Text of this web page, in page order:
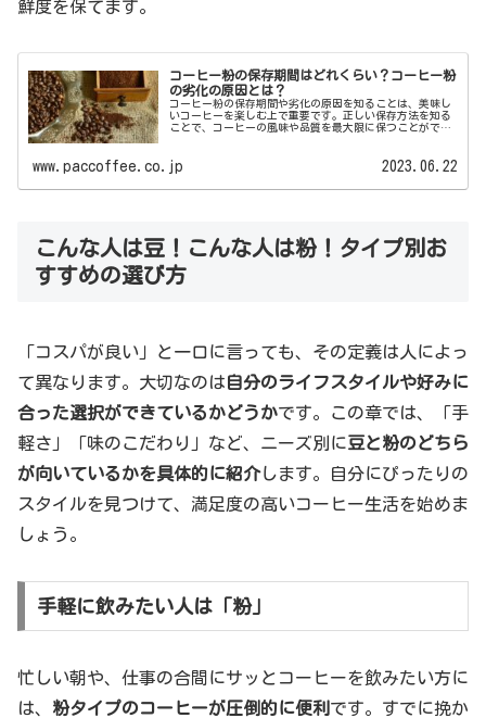
鮮度を保てます。
コーヒー粉の保存期間はどれくらい？コーヒー粉
の劣化の原因とは？
コーヒー粉の保存期間や劣化の原因を知ることは、美味し
いコーヒーを楽しむ上で重要です。正しい保存方法を知る
ことで、コーヒーの風味や品質を最大限に保つことができ
www.paccoffee.co.jp 2023.06.22
こんな人は豆！こんな人は粉！タイプ別お
すすめの選び方
「コスパが良い」と一口に言っても、その定義は人によっ
て異なります。大切なのは自分のライフスタイルや好みに
合った選択ができているかどうかです。この章では、「手
軽さ」「味のこだわり」など、ニーズ別に豆と粉のどちら
が向いているかを具体的に紹介します。自分にぴったりの
スタイルを見つけて、満足度の高いコーヒー生活を始めま
しょう。
手軽に飲みたい人は「粉」
忙しい朝や、仕事の合間にサッとコーヒーを飲みたい方に
は、 粉タイプのコーヒーが圧倒的に便利 です。すでに挽か